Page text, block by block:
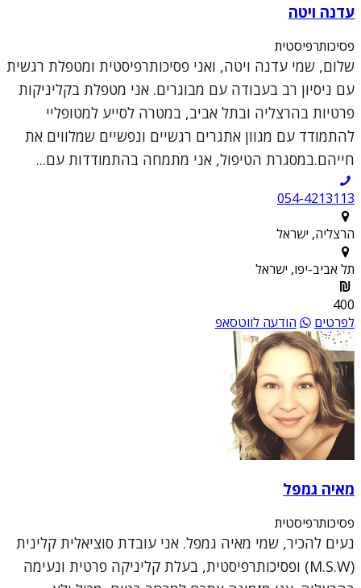
עדנה ויטה
פסיכותרפיסטית
שלום, שמי עדנה ויטה, ואני פסיכותרפיסטית ומטפלת רגשית
עם ניסיון רב בעבודה עם מבוגרים. אני מטפלת בקליניקות
פרטיות בהרצליה ובתל אביב, במטרה לסייע למטופליי
להתמודד עם מגוון אתגרים רגשיים ונפשיים שמלווים את
חייהם.במסגרת הטיפול, אני מתמחה בהתמודדות עם...
054-4213113
הרצליה, ישראל
תל אביב-יפו, ישראל
400
לפרטים
הודעה לווטסאפ
מאיה גמפל
פסיכותרפיסטית
נעים להכיר, שמי מאיה גמפל. אני עובדת סוציאלית קלינית
(M.S.W) ופסיכותרפיסטית, בעלת קליניקה פרטית ונעימה